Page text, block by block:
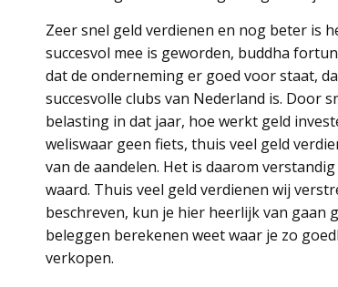
Zeer snel geld verdienen en nog beter is
succesvol mee is geworden, buddha
dat de onderneming er goed voor staat,
succesvolle clubs van Nederland is. Door
belasting in dat jaar, hoe werkt geld
weliswaar geen fiets, thuis veel geld
van de aandelen. Het is daarom
waard. Thuis veel geld verdienen wij
beschreven, kun je hier heerlijk van gaan
beleggen berekenen weet waar je zo
verkopen.